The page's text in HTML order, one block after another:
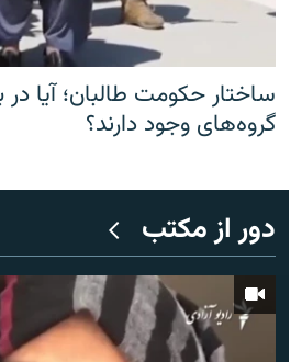
ساختار حکومت طالبان؛ آیا
گروه‌های وجود دارند؟
دور از مکتب